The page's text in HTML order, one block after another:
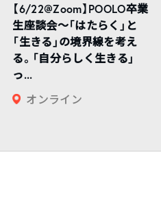
【6/22@Zoom】POOLO卒業
生座談会〜「はたらく」と
「生きる」の境界線を考え
る。「自分らしく生きる」
っ...
オンライン